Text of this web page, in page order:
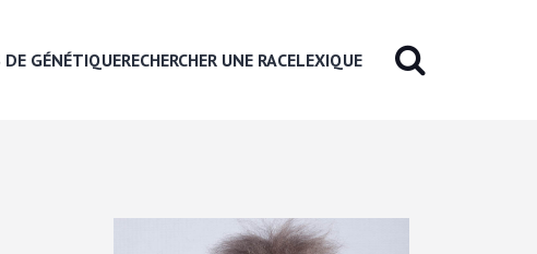
GÉNÉTIQUERECHERCHER UNE RACELEXIQUE